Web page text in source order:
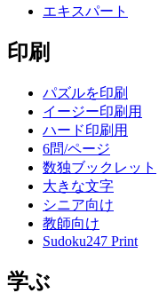
エキスパート
印刷
パズルを印刷
イージー印刷用
ハード印刷用
6問/ページ
数独ブックレット
大きな文字
シニア向け
教師向け
Sudoku247 Print
学ぶ